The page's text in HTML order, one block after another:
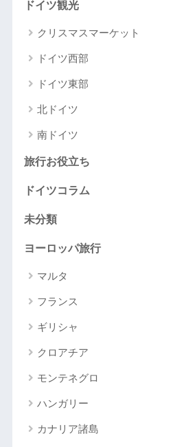
ドイツ観光
クリスマスマーケット
ドイツ西部
ドイツ東部
北ドイツ
南ドイツ
旅行お役立ち
ドイツコラム
未分類
ヨーロッパ旅行
マルタ
フランス
ギリシャ
クロアチア
モンテネグロ
ハンガリー
カナリア諸島